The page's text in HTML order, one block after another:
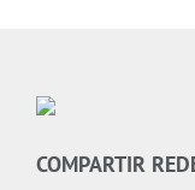
COMPARTIR